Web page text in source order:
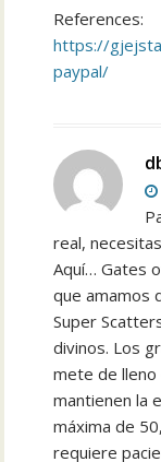
References:
https://
paypal/
real,
Aquí… Gates
que amamos
Super
divinos. Los
mete de lleno
mantienen la
máxima de
requiere